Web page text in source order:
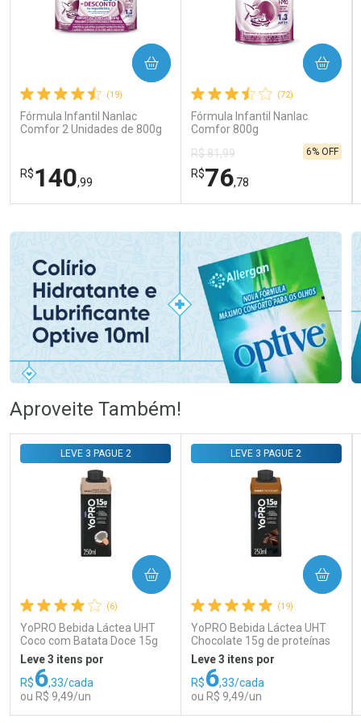
(19)
Fórmula Infantil Nanlac
Comfor 2 Unidades de 800g
R$140,99
COMPRAR
Comprar sem Desconto
Por R$ 140,99/cada
Comprar sem Desconto
Por R$ 140,99/cada
(72)
Fórmula Infantil Nanlac
Comfor 800g
R$ 81,99
R$76,78
6% OFF
COMPRAR
Laboratório
Comprar sem Desconto
Por R$ 76,78/cada
Por Menos
Comprar sem Desconto
Por R$ 76,78/cada
Aproveite Também!
(6)
YoPRO Bebida Láctea UHT
Coco com Batata Doce 15g
de proteínas 250ml
LEVE 3 PAGUE 2
Leve 3 itens por
R$6,33/cada
ou R$ 9,49/un
COMPRAR
(19)
YoPRO Bebida Láctea UHT
Chocolate 15g de proteínas
250ml
LEVE 3 PAGUE 2
Leve 3 itens por
R$6,33/cada
ou R$ 9,49/un
COMPRAR